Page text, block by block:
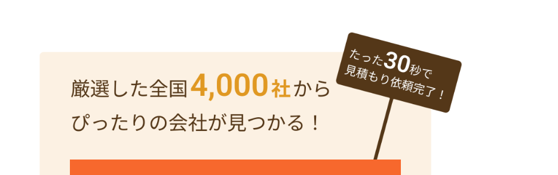
に職人の方々が臨機応変に対応
して頂き、どうにか完成・引き
渡しとなれたと考えます。心よ
り感謝申し上げます。